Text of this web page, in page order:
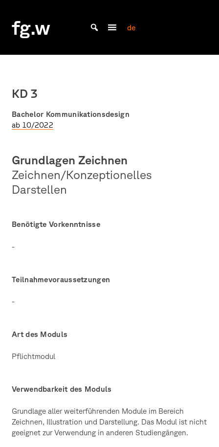
content
fg.w
Bachelor Kommunikationsdesign und Master Design & Information studieren
de
KD 3
Bachelor Kommunikationsdesign
ab 10/2022
Grundlagen Zeichnen
Zeichnen/Konzeptionelles
Darstellen
Benötigte Vorkenntnisse
-
Teilnahmevoraussetzungen
-
Art des Moduls
Pflichtmodul
Verwendbarkeit des Moduls
Grundlage aller weiterführenden Module im Bereich
Zeichnen, Illustration und Darstellung. Das Modul ist nicht
geeignet zur Verwendung in anderen Studiengängen.